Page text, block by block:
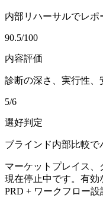
内部リハーサルでレポ
90.5/100
内容評価
診断の深さ、実行性、
5/6
選好判定
ブラインド内部比較で
マーケットプレイス
現在停止中です。有効
PRD + ワークフロー設